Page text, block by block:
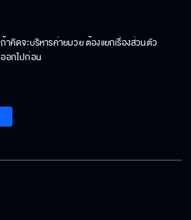
ถ้าคิดจะบริหารค่ายมวย ต้องแยกเรื่องส่วนตัว
ออกไปก่อน
ชอบผู้ชายแบบนี้เหรอ